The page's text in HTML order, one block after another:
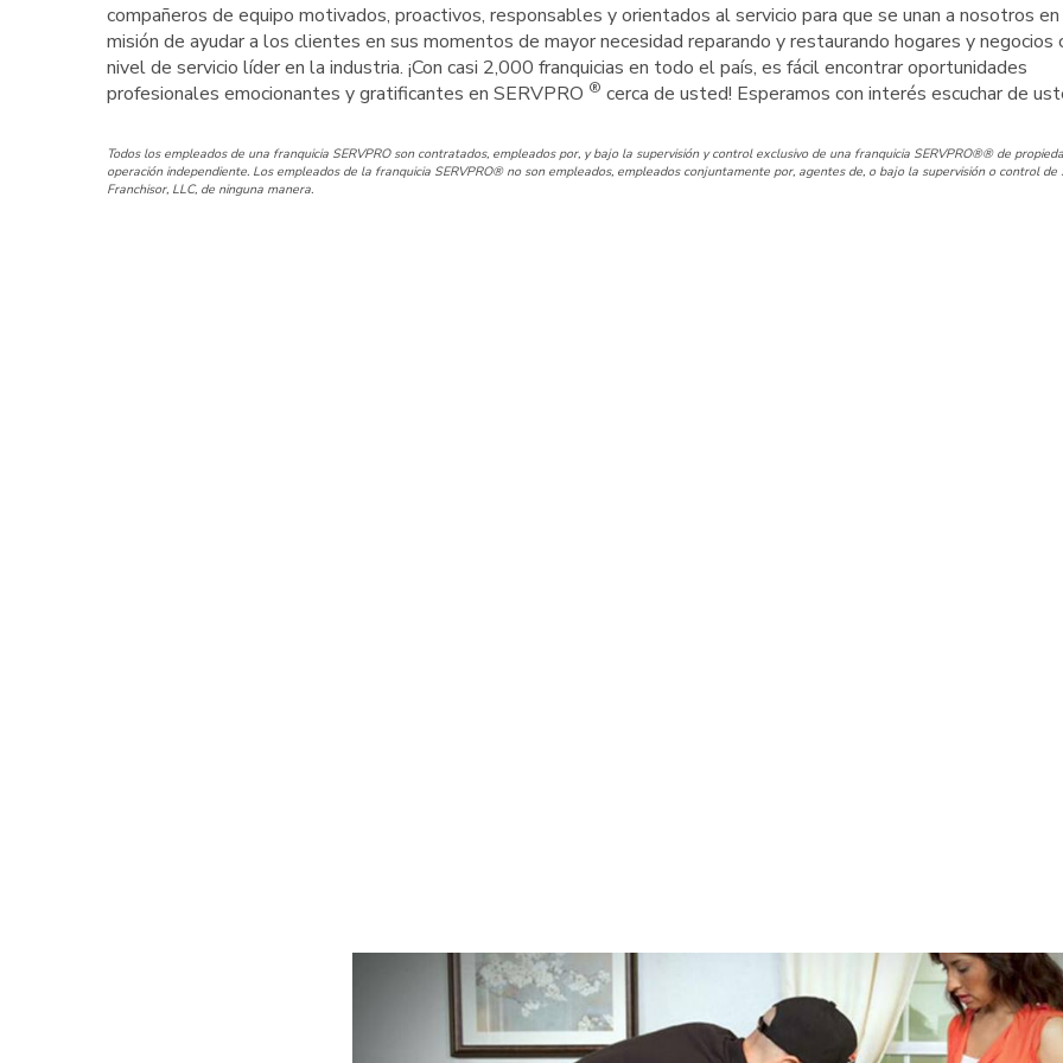
compañeros de equipo motivados, proactivos, responsables y orientados al servicio para que se unan a nosotros
misión de ayudar a los clientes en sus momentos de mayor necesidad reparando y restaurando hogares y negocios
nivel de servicio líder en la industria. ¡Con casi 2,000 franquicias en todo el país, es fácil encontrar oportunidades
profesionales emocionantes y gratificantes en SERVPRO ® cerca de usted! Esperamos con interés escuchar de
Todos los empleados de una franquicia SERVPRO son contratados, empleados por, y bajo la supervisión y control exclusivo de una franquicia SERVPRO®® de
operación independiente. Los empleados de la franquicia SERVPRO® no son empleados, empleados conjuntamente por, agentes de, o bajo la supervisión o control de
Franchisor, LLC, de ninguna manera.